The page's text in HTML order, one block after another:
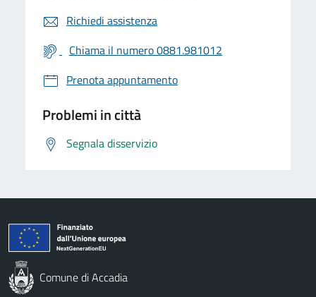
Richiedi assistenza
Chiama il numero 0881.981012
Prenota appuntamento
Problemi in città
Segnala disservizio
Comune di Accadia